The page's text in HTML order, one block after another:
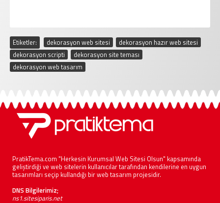
Etiketler: dekorasyon web sitesi dekorasyon hazır web sitesi
dekorasyon scripti
dekorasyon site teması
dekorasyon web tasarım
PratikTema.com "Herkesin Kurumsal Web Sitesi Olsun" kapsamında
geliştirdiği ve web sitelerin kullanıcılar tarafından kendilerine en uygun
tasarımları seçip kullandığı bir web tasarım projesidir.
DNS Bilgilerimiz;
ns1.sitesiparis.net